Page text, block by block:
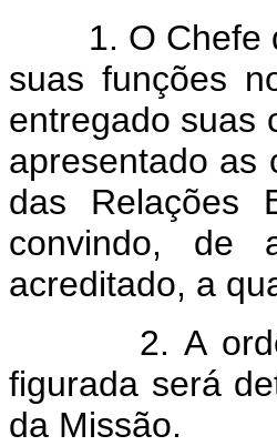
1. O Chefe
suas funções
entregado suas
apresentado as
das Relações
convindo, de
acreditado, a
2. A ordem
figurada será
da Missão.